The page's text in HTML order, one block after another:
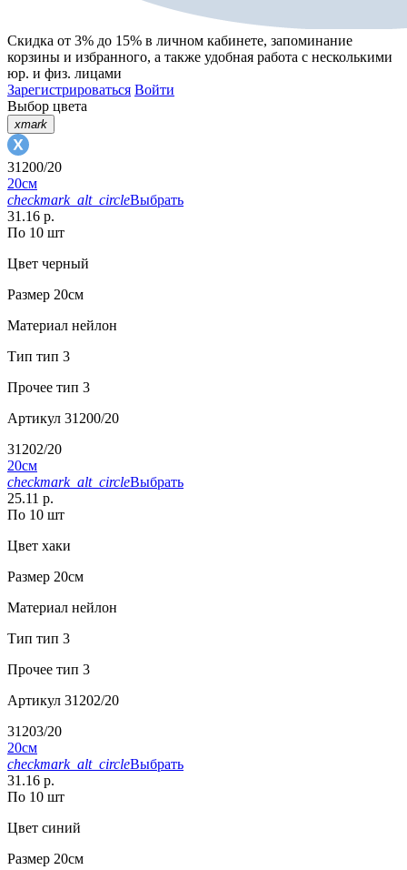
Скидка от 3% до 15% в личном кабинете, запоминание
корзины и избранного, а также удобная работа с несколькими
юр. и физ. лицами
Зарегистрироваться Войти
Выбор цвета
xmark
31200/20
20см
checkmark_alt_circleВыбрать
31.16 р.
По 10 шт
Цвет черный
Размер 20см
Материал нейлон
Тип тип 3
Прочее тип 3
Артикул 31200/20
31202/20
20см
checkmark_alt_circleВыбрать
25.11 р.
По 10 шт
Цвет хаки
Размер 20см
Материал нейлон
Тип тип 3
Прочее тип 3
Артикул 31202/20
31203/20
20см
checkmark_alt_circleВыбрать
31.16 р.
По 10 шт
Цвет синий
Размер 20см